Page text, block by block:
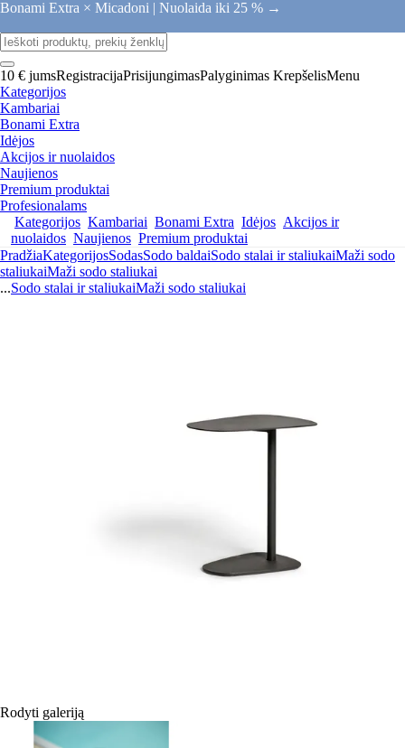
Bonami Extra × Micadoni | Nuolaida iki 25 % →
10 € jumsRegistracijaPrisijungimasPalyginimas KrepšelisMenu
Kategorijos
Kambariai
Bonami Extra
Idėjos
Akcijos ir nuolaidos
Naujienos
Premium produktai
Profesionalams
Kategorijos Kambariai Bonami Extra Idėjos Akcijos ir
nuolaidos Naujienos Premium produktai
PradžiaKategorijosSodasSodo baldaiSodo stalai ir staliukaiMaži sodo
staliukaiMaži sodo staliukai
...Sodo stalai ir staliukaiMaži sodo staliukai
Rodyti galeriją